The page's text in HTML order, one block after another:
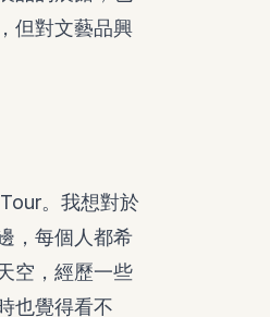
但對文藝品興
。我想對於
，每個人都希
空，經歷一些
也覺得看不